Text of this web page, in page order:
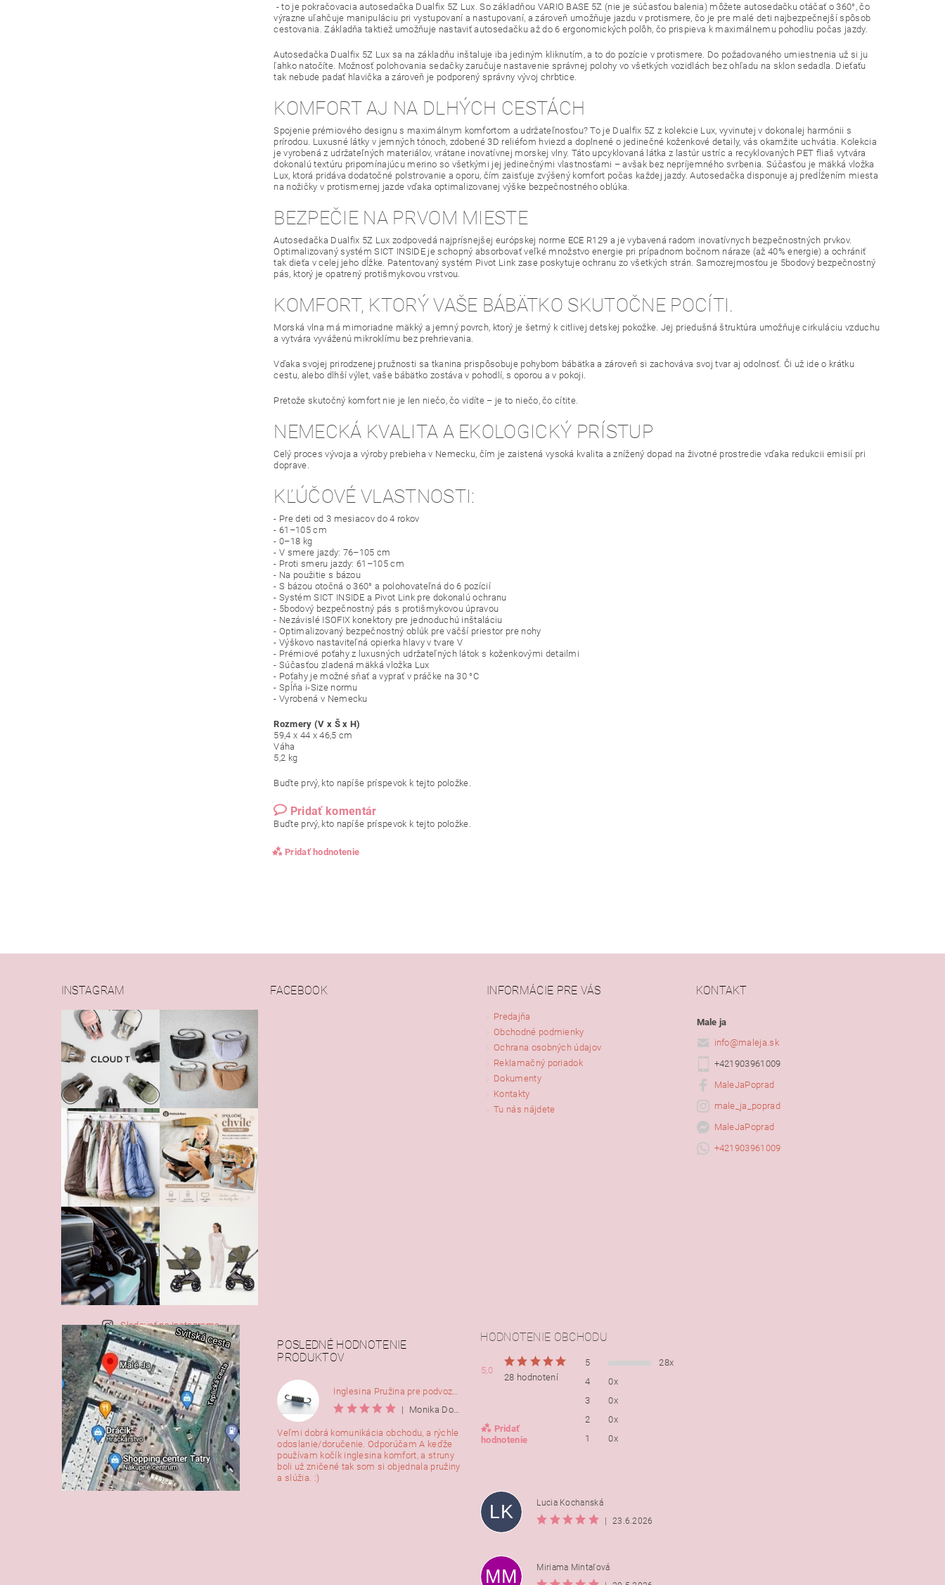
- to je pokračovacia autosedačka Dualfix 5Z Lux. So základňou VARIO BASE 5Z (nie je súčasťou balenia) môžete autosedačku otáčať o 360°, čo
výrazne uľahčuje manipuláciu pri vystupovaní a nastupovaní, a zároveň umožňuje jazdu v protismere, čo je pre malé deti najbezpečnejší spôsob
cestovania. Základňa taktiež umožňuje nastaviť autosedačku až do 6 ergonomických polôh, čo prispieva k maximálnemu pohodliu počas jazdy.
Autosedačka Dualfix 5Z Lux sa na základňu inštaluje iba jediným kliknutím, a to do pozície v protismere. Do požadovaného umiestnenia už si ju
ľahko natočíte. Možnosť polohovania sedačky zaručuje nastavenie správnej polohy vo všetkých vozidlách bez ohľadu na sklon sedadla. Dieťaťu
tak nebude padať hlavička a zároveň je podporený správny vývoj chrbtice.
KOMFORT AJ NA DLHÝCH CESTÁCH
Spojenie prémiového designu s maximálnym komfortom a udržateľnosťou? To je Dualfix 5Z z kolekcie Lux, vyvinutej v dokonalej harmónii s
prírodou. Luxusné látky v jemných tónoch, zdobené 3D reliéfom hviezd a doplnené o jedinečné koženkové detaily, vás okamžite uchvátia. Kolekcia
je vyrobená z udržateľných materiálov, vrátane inovatívnej morskej vlny. Táto upcyklovaná látka z lastúr ustríc a recyklovaných PET fliaš vytvára
dokonalú textúru pripomínajúcu merino so všetkými jej jedinečnými vlastnosťami – avšak bez nepríjemného svrbenia. Súčasťou je mäkká vložka
Lux, ktorá pridáva dodatočné polstrovanie a oporu, čím zaisťuje zvýšený komfort počas každej jazdy. Autosedačka disponuje aj predĺžením miesta
na nožičky v protismernej jazde vďaka optimalizovanej výške bezpečnostného oblúka.
BEZPEČIE NA PRVOM MIESTE
Autosedačka Dualfix 5Z Lux zodpovedá najprísnejšej európskej norme ECE R129 a je vybavená radom inovatívnych bezpečnostných prvkov.
Optimalizovaný systém SICT INSIDE je schopný absorbovať veľké množstvo energie pri prípadnom bočnom náraze (až 40% energie) a ochrániť
tak dieťa v celej jeho dĺžke. Patentovaný systém Pivot Link zase poskytuje ochranu zo všetkých strán. Samozrejmosťou je 5bodový bezpečnostný
pás, ktorý je opatrený protišmykovou vrstvou.
KOMFORT, KTORÝ VAŠE BÁBÄTKO SKUTOČNE POCÍTI.
Morská vlna má mimoriadne mäkký a jemný povrch, ktorý je šetrný k citlivej detskej pokožke. Jej priedušná štruktúra umožňuje cirkuláciu vzduchu
a vytvára vyváženú mikroklímu bez prehrievania.
Vďaka svojej prirodzenej pružnosti sa tkanina prispôsobuje pohybom bábätka a zároveň si zachováva svoj tvar aj odolnosť. Či už ide o krátku
cestu, alebo dlhší výlet, vaše bábätko zostáva v pohodlí, s oporou a v pokoji.
Pretože skutočný komfort nie je len niečo, čo vidíte – je to niečo, čo cítite.
NEMECKÁ KVALITA A EKOLOGICKÝ PRÍSTUP
Celý proces vývoja a výroby prebieha v Nemecku, čím je zaistená vysoká kvalita a znížený dopad na životné prostredie vďaka redukcii emisií pri
doprave.
KĽÚČOVÉ VLASTNOSTI:
- Pre deti od 3 mesiacov do 4 rokov
- 61–105 cm
- 0–18 kg
- V smere jazdy: 76–105 cm
- Proti smeru jazdy: 61–105 cm
- Na použitie s bázou
- S bázou otočná o 360° a polohovateľná do 6 pozícií
- Systém SICT INSIDE a Pivot Link pre dokonalú ochranu
- 5bodový bezpečnostný pás s protišmykovou úpravou
- Nezávislé ISOFIX konektory pre jednoduchú inštaláciu
- Optimalizovaný bezpečnostný oblúk pre väčší priestor pre nohy
- Výškovo nastaviteľná opierka hlavy v tvare V
- Prémiové poťahy z luxusných udržateľných látok s koženkovými detailmi
- Súčasťou zladená mäkká vložka Lux
- Poťahy je možné sňať a vyprať v práčke na 30 °C
- Spĺňa i-Size normu
- Vyrobená v Nemecku
Rozmery (V x Š x H)
59,4 x 44 x 46,5 cm
Váha
5,2 kg
Buďte prvý, kto napíše príspevok k tejto položke.
Pridať komentár
Buďte prvý, kto napíše príspevok k tejto položke.
Pridať hodnotenie
podmienkami ochrany osobných údajov
INSTAGRAM
Sledovať na Instagrame
FACEBOOK INFORMÁCIE PRE VÁS
Predajňa
Obchodné podmienky
Ochrana osobných údajov
Reklamačný poriadok
Dokumenty
Kontakty
Tu nás nájdete
KONTAKT
Male ja
info@maleja.sk
+421903961009
MaleJaPoprad
male_ja_poprad
MaleJaPoprad
+421903961009
POSLEDNÉ HODNOTENIE
PRODUKTOV
|
Monika Dorušáková
Veľmi dobrá komunikácia obchodu, a rýchle
odoslanie/doručenie. Odporúčam A keďže
používam kočík inglesina komfort, a struny
boli už zničené tak som si objednala pružiny
a slúžia. :)
HODNOTENIE OBCHODU
5,0
28 hodnotení
Pridať
hodnotenie
5
28x
4
0x
3
0x
2
0x
1
0x
LK
Lucia Kochanská
23.6.2026
MM
Miriama Mintaľová